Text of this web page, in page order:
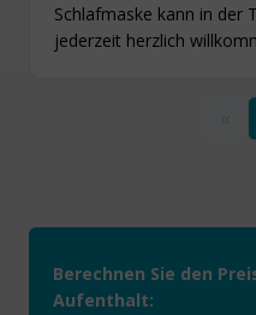
Schlafmaske kann in der
jederzeit herzlich
Berechnen Sie den
Aufenthalt: